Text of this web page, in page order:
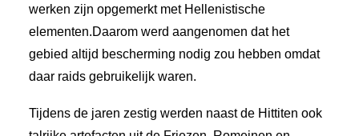
werken zijn opgemerkt met Hellenistische
elementen.Daarom werd aangenomen dat het
gebied altijd bescherming nodig zou hebben omdat
daar raids gebruikelijk waren.
Tijdens de jaren zestig werden naast de Hittiten ook